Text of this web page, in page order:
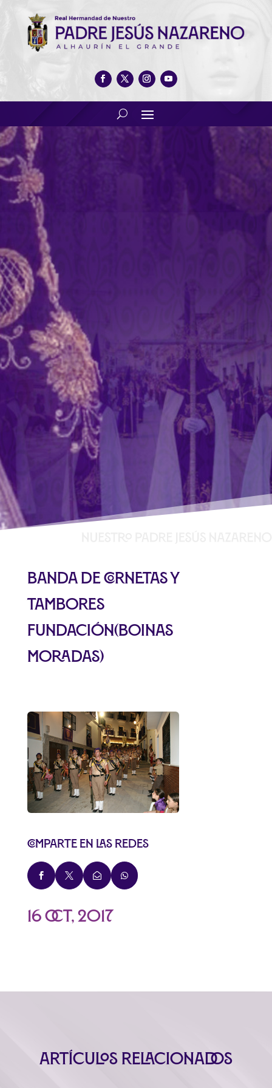
Banda de Cornetas y Tambores
Fundación(boinas moradas)
Banda de Cornetas y
Tambores
Fundación(boinas
moradas)
Comparte en las redes
   
16 Oct, 2017
Artículos relacionados